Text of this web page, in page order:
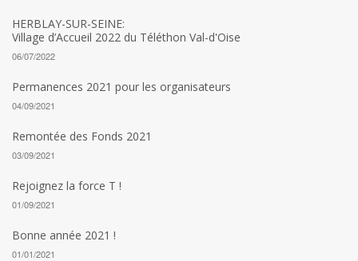
HERBLAY-SUR-SEINE:
Village d’Accueil 2022 du Téléthon Val-d'Oise
06/07/2022
Permanences 2021 pour les organisateurs
04/09/2021
Remontée des Fonds 2021
03/09/2021
Rejoignez la force T !
01/09/2021
Bonne année 2021 !
01/01/2021